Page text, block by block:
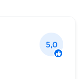
5,0